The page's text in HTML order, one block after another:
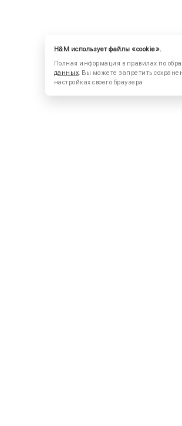
H&M использует файлы «cookie».
Полная информация в правилах по
данных . Вы можете запретить
настройках своего браузера